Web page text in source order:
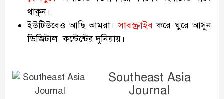
থাকুন।
ইউটিউবেও আছি আমরা। সাবস্ক্রাইব করে ঘুরে আসুন
ডিজিটাল কন্টেন্টের দুনিয়ায়।
Southeast Asia
Journal